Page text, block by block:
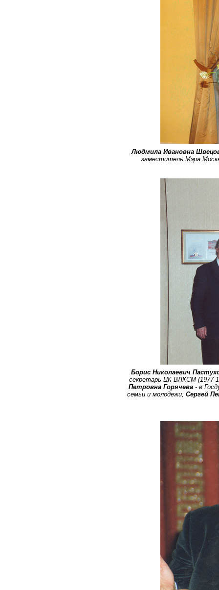
Людмила Ивановна
заместитель Мэра
Борис Николаевич
секретарь ЦК ВЛКСМ (1977-
Петровна Горячева - в
семьи и молодежи; Сергей